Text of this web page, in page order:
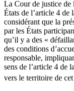
La Cour de justice de
États de l’article 4 de
considérant que la
par les États
qu’il y a des «
des conditions
responsable,
sens de l’article 4 de
vers le territoire de